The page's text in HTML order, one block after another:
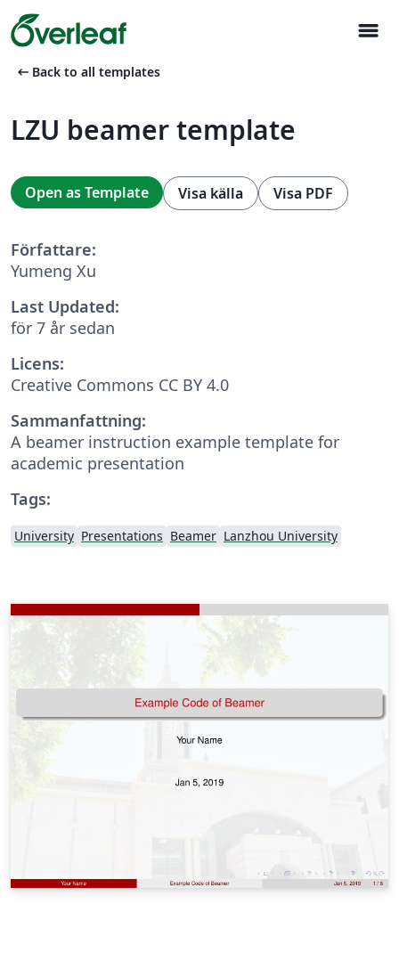
menu
arrow_left_alt Back to all templates
LZU beamer template
Open as Template Visa källa Visa PDF
Författare:
Yumeng Xu
Last Updated:
för 7 år sedan
Licens:
Creative Commons CC BY 4.0
Sammanfattning:
A beamer instruction example template for
academic presentation
Tags:
University Presentations Beamer Lanzhou University